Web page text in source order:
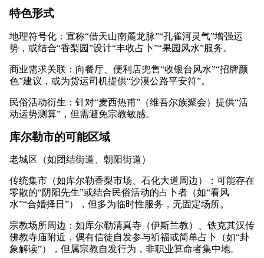
特色形式
地理符号化：宣称“借天山南麓龙脉”“孔雀河灵气”增强运
势，或结合“香梨园”设计“丰收占卜”“果园风水”服务。
商业需求关联：向餐厅、便利店兜售“收银台风水”“招牌颜
色”建议，或为货运司机提供“沙漠公路平安符”。
民俗活动衍生：针对“麦西热甫”（维吾尔族聚会）提供“活
动运势测算”，但需避免宗教敏感。
库尔勒市的可能区域
老城区（如团结街道、朝阳街道）
传统集市（如库尔勒香梨市场、石化大道周边）：可能存在
零散的“阴阳先生”或结合民俗活动的占卜者（如“看风
水”“合婚择日”），但多为临时性服务，无固定场所。
宗教场所周边：如库尔勒清真寺（伊斯兰教）、铁克其汉传
佛教寺庙附近，偶有信徒自发参与祈福或简单占卜（如“卦
象解读”），但属宗教自发行为，非职业算命者集中地。